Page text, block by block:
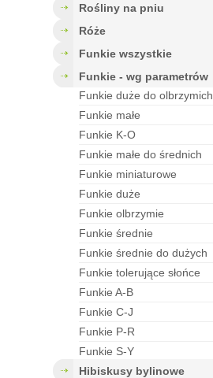
rośliny na pniu
róże
funkie wszystkie
funkie - wg parametrów
funkie duże do olbrzymich
funkie małe
funkie K-O
funkie małe do średnich
funkie miniaturowe
funkie duże
funkie olbrzymie
funkie średnie
funkie średnie do dużych
funkie tolerujące słońce
funkie A-B
funkie C-J
funkie P-R
funkie S-Y
hibiskusy bylinowe